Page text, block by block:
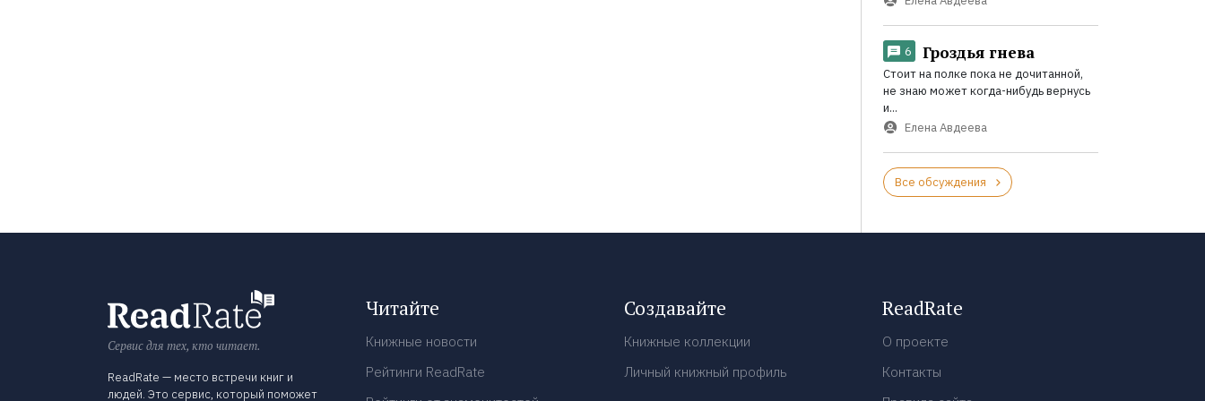
6 Гроздья гнева
Стоит на полке пока не дочитанной,
не знаю может когда-нибудь вернусь
и...
Елена Авдеева
Все обсуждения
Сервис для тех, кто читает.
ReadRate — место встречи книг и
людей. Это сервис, который поможет
Читайте
Книжные новости
Рейтинги ReadRate
Создавайте
Книжные коллекции
Личный книжный профиль
ReadRate
О проекте
Контакты